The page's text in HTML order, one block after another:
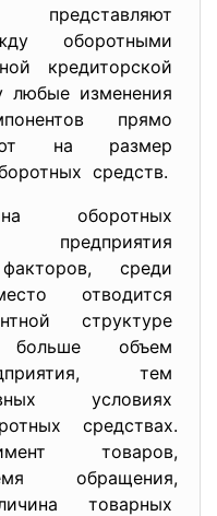
представляют
оборотными
кредиторской
любые изменения
прямо
на размер
средств.
предприятия
среди
отводится
структуре
больше объем
тем
условиях
средствах.
товаров,
обращения,
товарных